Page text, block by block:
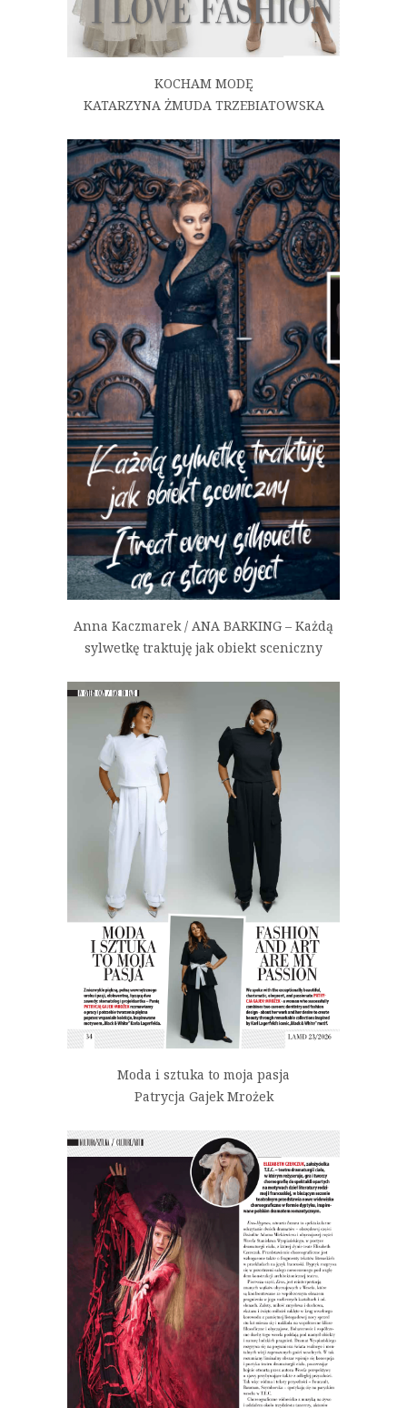
KOCHAM MODĘ
KATARZYNA ŻMUDA TRZEBIATOWSKA
Anna Kaczmarek / ANA BARKING – Każdą
sylwetkę traktuję jak obiekt sceniczny
Moda i sztuka to moja pasja
Patrycja Gajek Mrożek